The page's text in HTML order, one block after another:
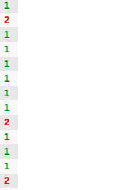
1
2
1
1
1
1
1
1
2
1
1
1
2